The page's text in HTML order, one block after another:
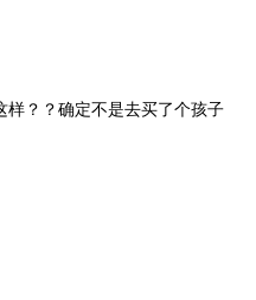
样？？确定不是去买了个孩子